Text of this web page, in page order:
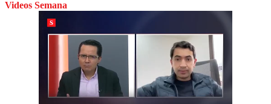
Videos Semana